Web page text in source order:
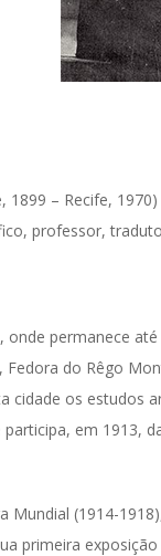
1899 – Recife,
professor,
onde permanece
Fedora do Rêgo
cidade os estudos
em 1913,
Mundial (1914-
primeira